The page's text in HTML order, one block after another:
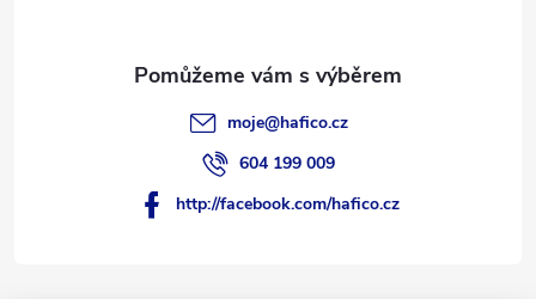
moje@hafico.cz
604 199 009
http://facebook.com/hafico.cz